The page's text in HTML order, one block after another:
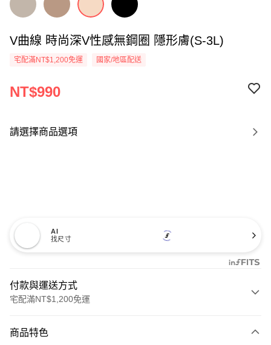
V曲線 時尚深V性感無鋼圈 隱形膚(S-3L)
宅配滿NT$1,200免運 國家/地區配送
NT$990
請選擇商品選項
AI
找尺寸
付款與運送方式
宅配滿NT$1,200免運
信用卡一次付款
商品特色